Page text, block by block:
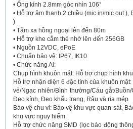
• Ống kính 2.8mm góc nhìn 106°
• Hỗ trợ âm thanh 2 chiều (mic in/mic out ),
)
• Tầm xa hồng ngoại lên đến 80m
• Hỗ trợ khe cắm thẻ nhớ lên đến 256GB
• Nguồn 12VDC, ePoE
• Chuẩn bảo vệ: IP67, IK10
• Chức năng Ai:
Chụp hình khuôn mặt: Hỗ trợ chụp hình
Hỗ trợ nhận diện 6 đặc tính của khuôn
vẻ/Ngạc nhiên/Bình thường/Cáu gắt/
Đeo kính, Đeo khẩu trang, Râu và ria mép
Bảo vệ chu vi: Bảo vệ khu vực quan sát,
khu vực nguy hiểm.
Hỗ trợ chức năng SMD (lọc báo động